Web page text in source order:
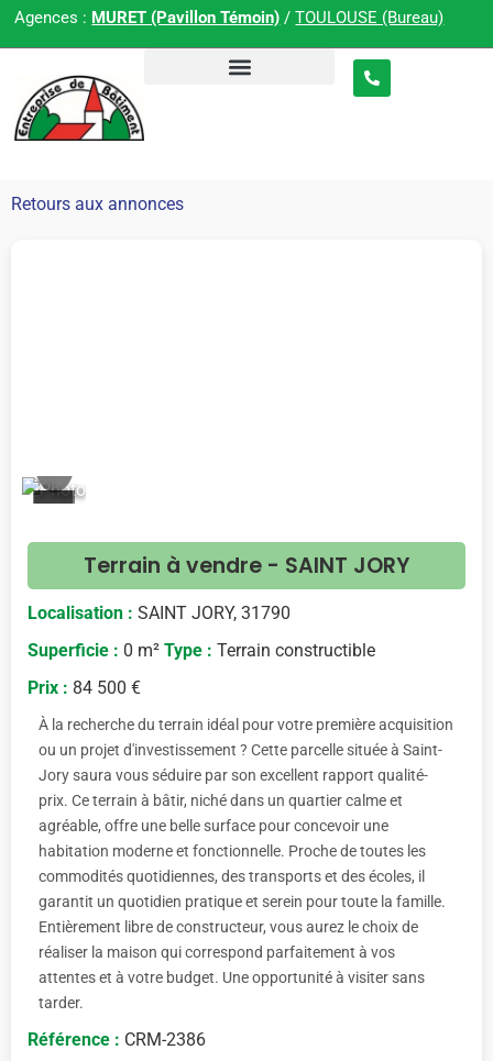
Agences : MURET (Pavillon Témoin) /TOULOUSE (Bureau)
Retours aux annonces
Terrain à vendre - SAINT JORY
Localisation : SAINT JORY, 31790
Superficie : 0 m² Type : Terrain constructible
Prix : 84 500 €
À la recherche du terrain idéal pour votre première acquisition
ou un projet d'investissement ? Cette parcelle située à Saint-
Jory saura vous séduire par son excellent rapport qualité-
prix. Ce terrain à bâtir, niché dans un quartier calme et
agréable, offre une belle surface pour concevoir une
habitation moderne et fonctionnelle. Proche de toutes les
commodités quotidiennes, des transports et des écoles, il
garantit un quotidien pratique et serein pour toute la famille.
Entièrement libre de constructeur, vous aurez le choix de
réaliser la maison qui correspond parfaitement à vos
attentes et à votre budget. Une opportunité à visiter sans
tarder.
Référence : CRM-2386